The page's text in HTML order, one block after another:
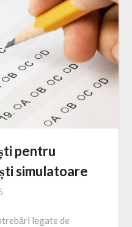
pentru
simulatoare
legate de